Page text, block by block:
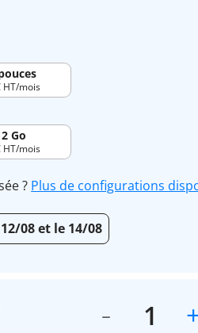
HT/mois
Go
HT/mois
? Plus de configurations
08 et le 14/08